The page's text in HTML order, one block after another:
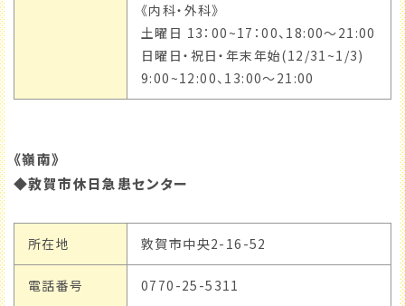
《内科・外科》
土曜日 13：00~17：00、18:00～21:00
日曜日・祝日・年末年始(12/31~1/3)
9:00~12:00、13:00～21:00
《嶺南》
◆敦賀市休日急患センター
所在地 敦賀市中央2-16-52
電話番号 0770-25-5311